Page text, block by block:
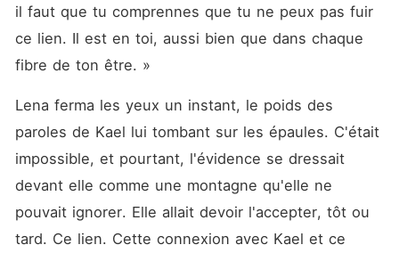
il faut que tu comprennes que tu ne peux pas fuir
ce lien. Il est en toi, aussi bien que dans chaque
fibre de ton être. »
Lena ferma les yeux un instant, le poids des
paroles de Kael lui tombant sur les épaules. C'était
impossible, et pourtant, l'évidence se dressait
devant elle comme une montagne qu'elle ne
pouvait ignorer. Elle allait devoir l'accepter, tôt ou
tard. Ce lien. Cette connexion avec Kael et ce